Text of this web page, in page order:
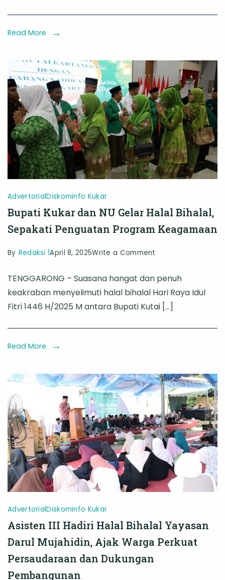
Tugas
Edy
Mardian
Read More
AdvertorialDiskominfo Kukar
Bupati Kukar dan NU Gelar Halal Bihalal,
Sepakati Penguatan Program Keagamaan
By Redaksi 1April 8, 2025Write a Comment
Kukar
dan
NU
Gelar
Sepakati
Penguatan
Program
Keagamaan
TENGGARONG – Suasana hangat dan penuh
keakraban menyelimuti halal bihalal Hari Raya Idul
Fitri 1446 H/2025 M antara Bupati Kutai […]
Read More
AdvertorialDiskominfo Kukar
Asisten III Hadiri Halal Bihalal Yayasan
Darul Mujahidin, Ajak Warga Perkuat
Persaudaraan dan Dukungan
Pembangunan